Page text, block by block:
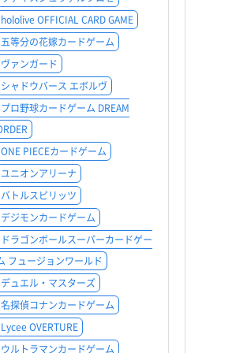
hololive OFFICIAL CARD GAME
五等分の花嫁カードゲーム
ヴァンガード
シャドウバース エボルヴ
プロ野球カードゲーム DREAM
ONE PIECEカードゲーム
ユニオンアリーナ
バトルスピリッツ
デジモンカードゲーム
ドラゴンボールスーパーカードゲー
フュージョンワールド
デュエル・マスターズ
名探偵コナンカードゲーム
Lycee OVERTURE
ウルトラマンカードゲーム